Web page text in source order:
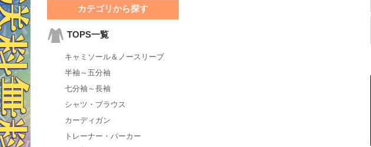
カテゴリから探す
TOPS一覧
キャミソール＆ノースリーブ
半袖～五分袖
七分袖～長袖
シャツ・ブラウス
カーディガン
トレーナー・パーカー